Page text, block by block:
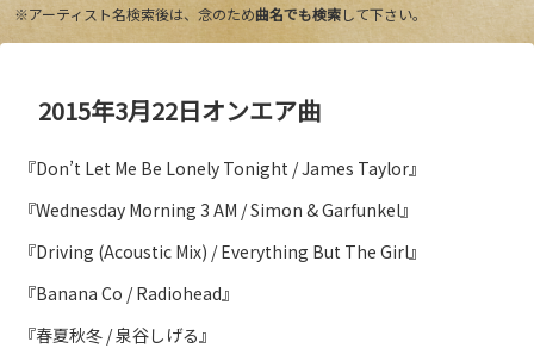
※アーティスト名検索後は、念のため曲名でも検索して下さい。
2015年3月22日オンエア曲
『Don’t Let Me Be Lonely Tonight / James Taylor』
『Wednesday Morning 3 AM / Simon & Garfunkel』
『Driving (Acoustic Mix) / Everything But The Girl』
『Banana Co / Radiohead』
『春夏秋冬 / 泉谷しげる』